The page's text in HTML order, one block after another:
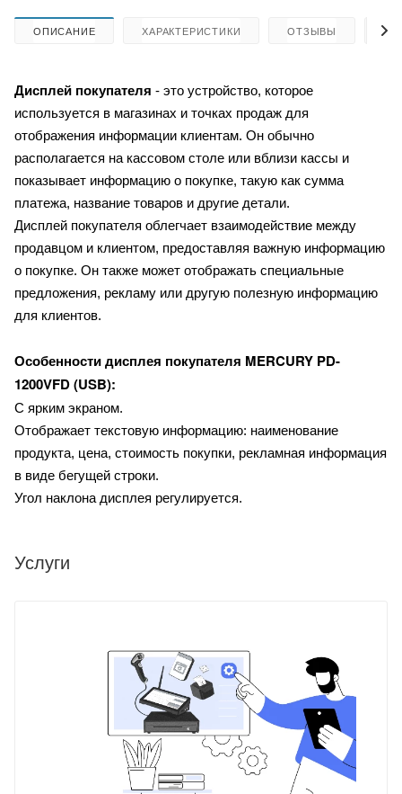
ОПИСАНИЕ ХАРАКТЕРИСТИКИ ОТЗЫВЫ
Дисплей покупателя - это устройство, которое
используется в магазинах и точках продаж для
отображения информации клиентам. Он обычно
располагается на кассовом столе или вблизи кассы и
показывает информацию о покупке, такую как сумма
платежа, название товаров и другие детали.
Дисплей покупателя облегчает взаимодействие между
продавцом и клиентом, предоставляя важную информацию
о покупке. Он также может отображать специальные
предложения, рекламу или другую полезную информацию
для клиентов.
Особенности дисплея покупателя MERCURY PD-
1200VFD (USB):
С ярким экраном.
Отображает текстовую информацию: наименование
продукта, цена, стоимость покупки, рекламная информация
в виде бегущей строки.
Угол наклона дисплея регулируется.
Услуги